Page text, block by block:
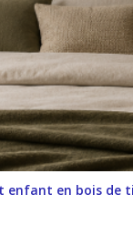
enfant en bois de